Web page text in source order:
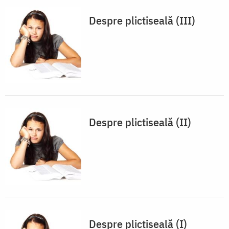
Despre plictiseală (III)
Despre plictiseală (II)
Despre plictiseală (I)